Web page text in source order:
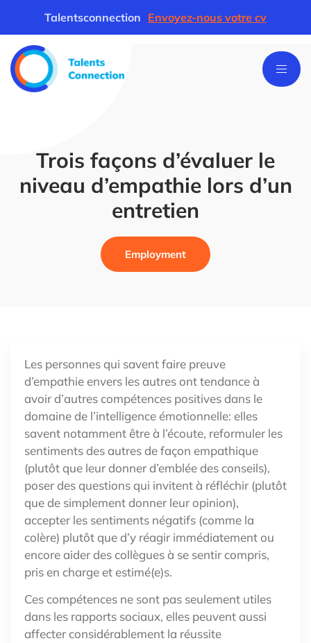
Talentsconnection Envoyez-nous votre cv
Trois façons d’évaluer le
niveau d’empathie lors d’un
entretien
Employment
Les personnes qui savent faire preuve
d’empathie envers les autres ont tendance à
avoir d’autres compétences positives dans le
domaine de l’intelligence émotionnelle: elles
savent notamment être à l’écoute, reformuler les
sentiments des autres de façon empathique
(plutôt que leur donner d’emblée des conseils),
poser des questions qui invitent à réfléchir (plutôt
que de simplement donner leur opinion),
accepter les sentiments négatifs (comme la
colère) plutôt que d’y réagir immédiatement ou
encore aider des collègues à se sentir compris,
pris en charge et estimé(e)s.
Ces compétences ne sont pas seulement utiles
dans les rapports sociaux, elles peuvent aussi
affecter considérablement la réussite